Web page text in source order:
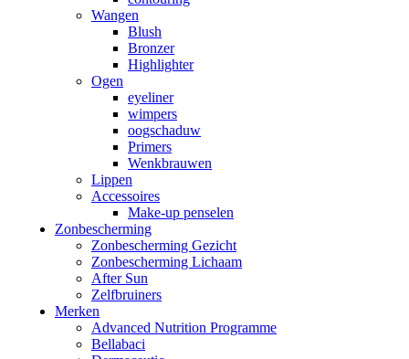
Wangen
Blush
Bronzer
Highlighter
Ogen
eyeliner
wimpers
oogschaduw
Primers
Wenkbrauwen
Lippen
Accessoires
Make-up penselen
Zonbescherming
Zonbescherming Gezicht
Zonbescherming Lichaam
After Sun
Zelfbruiners
Merken
Advanced Nutrition Programme
Bellabaci